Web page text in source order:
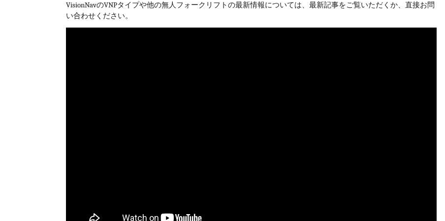
VisionNavのVNPタイプや他の無人フォークリフトの最新情報については、最新記事をご覧いただくか、直接お問
い合わせください。